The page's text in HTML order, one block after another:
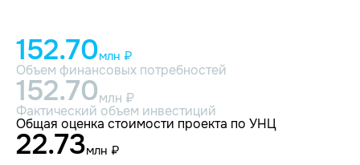
152.70млн ₽
Объем финансовых потребностей
152.70млн ₽
Фактический объем инвестиций
Общая оценка стоимости проекта по УНЦ
22.73млн ₽